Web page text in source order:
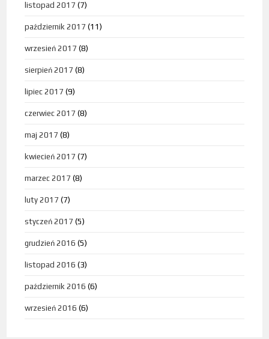
listopad 2017 (7)
październik 2017 (11)
wrzesień 2017 (8)
sierpień 2017 (8)
lipiec 2017 (9)
czerwiec 2017 (8)
maj 2017 (8)
kwiecień 2017 (7)
marzec 2017 (8)
luty 2017 (7)
styczeń 2017 (5)
grudzień 2016 (5)
listopad 2016 (3)
październik 2016 (6)
wrzesień 2016 (6)